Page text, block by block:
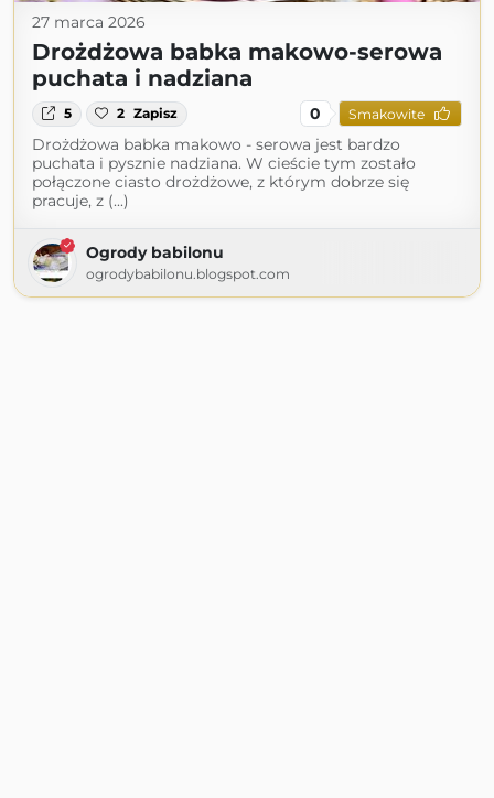
27 marca 2026
Drożdżowa babka makowo-serowa
puchata i nadziana
5 2 Zapisz 0 Smakowite
Drożdżowa babka makowo - serowa jest bardzo
puchata i pysznie nadziana. W cieście tym zostało
połączone ciasto drożdżowe, z którym dobrze się
pracuje, z (...)
Ogrody babilonu
ogrodybabilonu.blogspot.com